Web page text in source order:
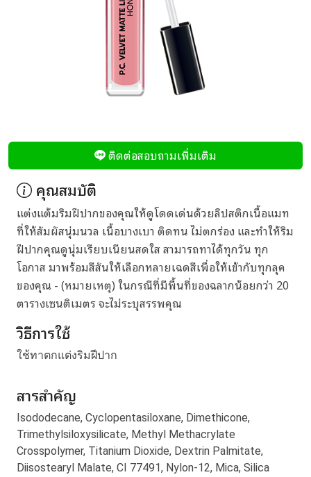
ติดต่อสอบถามเพิ่มเติม
คุณสมบัติ
แต่งแต้มริมฝีปากของคุณให้ดูโดดเด่นด้วยลิปสติกเนื้อแมท
ที่ให้สัมผัสนุ่มนวล เนื้อบางเบา ติดทน ไม่ตกร่อง และทำให้ริม
ฝีปากคุณดูนุ่มเรียบเนียนสดใส สามารถทาได้ทุกวัน ทุก
โอกาส มาพร้อมสีสันให้เลือกหลายเฉดสีเพื่อให้เข้ากับทุกลุค
ของคุณ - (หมายเหตุ) ในกรณีที่มีพื้นที่ของฉลากน้อยกว่า 20
ตารางเซนติเมตร จะไม่ระบุสรรพคุณ
วิธีการใช้
ใช้ทาตกแต่งริมฝีปาก
สารสำคัญ
Isododecane, Cyclopentasiloxane, Dimethicone,
Trimethylsiloxysilicate, Methyl Methacrylate
Crosspolymer, Titanium Dioxide, Dextrin Palmitate,
Diisostearyl Malate, CI 77491, Nylon-12, Mica, Silica